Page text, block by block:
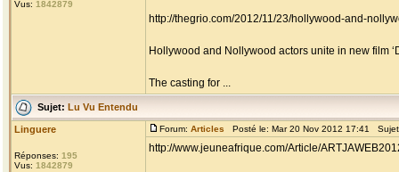
Vus: 1842879
http://thegrio.com/2012/11/23/hollywood-and-
Hollywood and Nollywood actors unite in new film
The casting for ...
Sujet: Lu Vu Entendu
Linguere
Réponses: 195
Vus: 1842879
Forum: Articles Posté le: Mar 20 Nov 2012 17:41
http://www.jeuneafrique.com/Article/